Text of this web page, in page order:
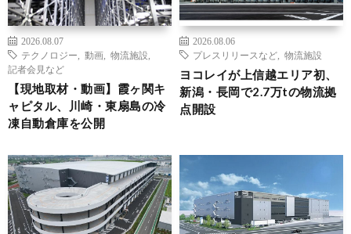
2026.08.07
テクノロジー
動画 物流施設
記者会見など
【現地取材・動画】霞ヶ関キ
ャピタル、川崎・東扇島の冷
凍自動倉庫を公開
2026.08.06
プレスリリースなど
物流施設
ヨコレイが上信越エリア初、
新潟・長岡で2.7万tの物流拠
点開設